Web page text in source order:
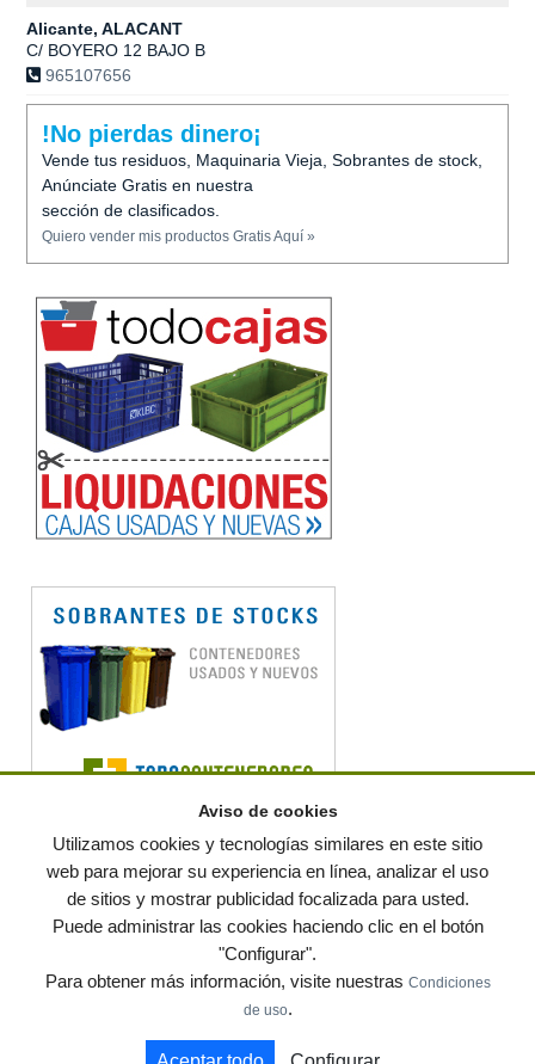
Alicante, ALACANT
C/ BOYERO 12 BAJO B
965107656
!No pierdas dinero¡
Vende tus residuos, Maquinaria Vieja, Sobrantes de stock,
Anúnciate Gratis en nuestra
sección de clasificados.
Quiero vender mis productos Gratis Aquí »
© residuos.com - Todos los derechos reservados Política de privacidad
Condiciones de uso|Contacto |Editores|Mapa web|Preguntas frecuentes|Publica
tus anuncios gratis!
Muebles de terraza y jardin Notas de prensa
Aviso de cookies
Utilizamos cookies y tecnologías similares en este sitio
web para mejorar su experiencia en línea, analizar el uso
de sitios y mostrar publicidad focalizada para usted.
Puede administrar las cookies haciendo clic en el botón
"Configurar".
Para obtener más información, visite nuestras Condiciones
de uso.